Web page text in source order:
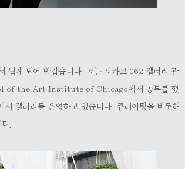
뵙게 되어 반갑습니다. 저는 시카고 062 갤러리 관
of the Art Institute of Chicago에서 공부를 했
갤러리를 운영하고 있습니다. 큐레이팅을 비롯해
.